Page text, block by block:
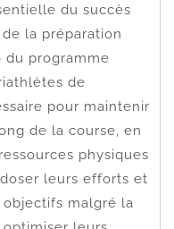
du succès
la préparation
du programme
de
pour maintenir
de la course, en
physiques
leurs efforts et
malgré la